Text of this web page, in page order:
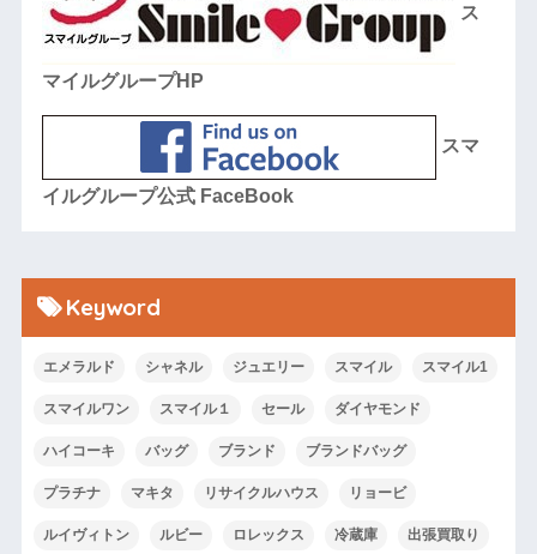
ス
マイルグループHP
スマ
イルグループ公式 FaceBook
Keyword
エメラルド シャネル ジュエリー スマイル スマイル1
スマイルワン スマイル１ セール ダイヤモンド
ハイコーキ バッグ ブランド ブランドバッグ
プラチナ マキタ リサイクルハウス リョービ
ルイヴィトン ルビー ロレックス 冷蔵庫 出張買取り